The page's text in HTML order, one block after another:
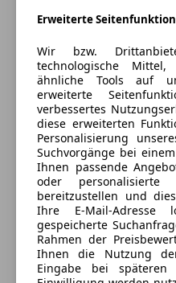
Sitze:
Kofferraum:
361 - 1156 Liter
Hyundai KONA ( 2017 - 2023
Maße (L/B/H):
ab 4190 x 1800 x 1558
Leistung:
147 KW (200 PS)
Türen:
Erweiterte
Wir bzw.
technologische
ähnliche Tools auf
erweiterte
verbessertes
diese erweiterten
Personalisierung
Suchvorgänge bei
Ihnen passende
oder personalisierte
bereitzustellen und
Ihre E-Mail-
gespeicherte
Rahmen der
Ihnen die Nutzung
Eingabe bei